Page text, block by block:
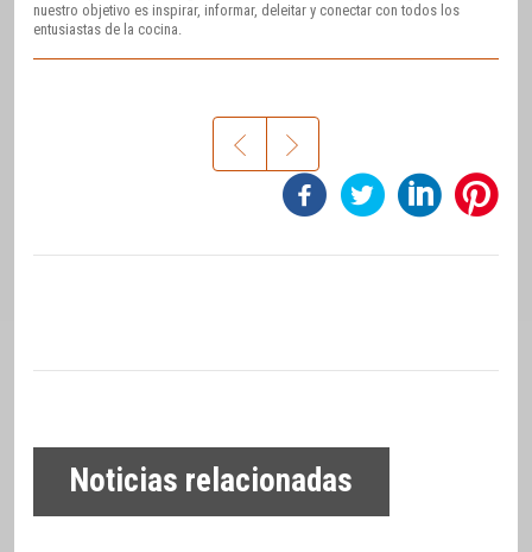
nuestro objetivo es inspirar, informar, deleitar y conectar con todos los
entusiastas de la cocina.
Noticias relacionadas